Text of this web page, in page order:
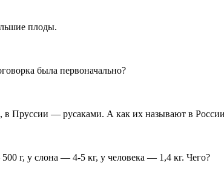
плоды.
была первоначально?
Пруссии — русаками. А как их называют в
г, у слона — 4-5 кг, у человека — 1,4 кг. Чего?